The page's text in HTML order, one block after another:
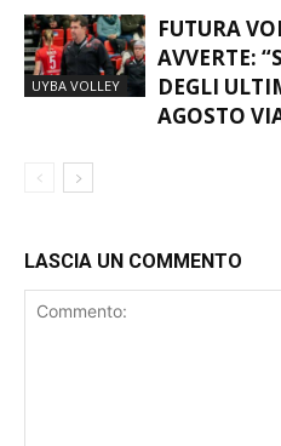
UYBA VOLLEY
FUTURA
AVVERTE:
DEGLI
AGOSTO
LASCIA UN COMMENTO